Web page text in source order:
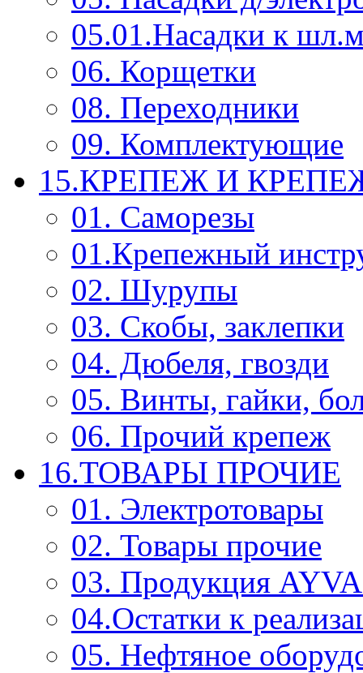
05.01.Насадки к
06. Корщетки
08. Переходники
09. Комплектующие
15.КРЕПЕЖ И
01. Саморезы
01.Крепежный
02. Шурупы
03. Скобы, заклепки
04. Дюбеля, гвозди
05. Винты, гайки,
06. Прочий крепеж
16.ТОВАРЫ ПРОЧИЕ
01. Электротовары
02. Товары прочие
03. Продукция
04.Остатки к
05. Нефтяное